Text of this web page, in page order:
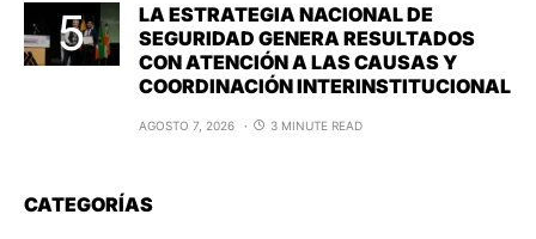
LA ESTRATEGIA NACIONAL DE
SEGURIDAD GENERA RESULTADOS
CON ATENCIÓN A LAS CAUSAS Y
COORDINACIÓN INTERINSTITUCIONAL
AGOSTO 7, 2026 3 MINUTE READ
CATEGORÍAS